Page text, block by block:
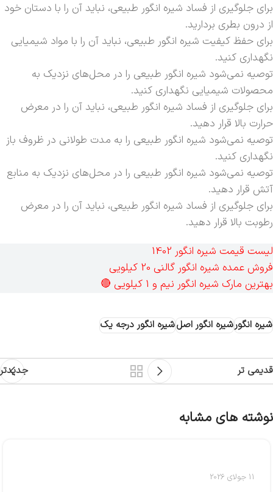
برای جلوگیری از فساد شیره انگور طبیعی، نباید آن را با دستان خود
از درون بطری بردارید.
برای حفظ کیفیت شیره انگور طبیعی، نباید آن را با مواد شیمیایی
نگهداری کنید.
توصیه نمی‌شود شیره انگور طبیعی را در محل‌های نزدیک به
محصولات شیمیایی نگهداری کنید.
برای جلوگیری از فساد شیره انگور طبیعی، نباید آن را در معرض
حرارت بالا قرار دهید.
توصیه نمی‌شود شیره انگور طبیعی را به مدت طولانی در ظروف باز
نگهداری کنید.
توصیه نمی‌شود شیره انگور طبیعی را در محل‌های نزدیک به منابع
آتش قرار دهید.
برای جلوگیری از فساد شیره انگور طبیعی، نباید آن را در معرض
رطوبت بالا قرار دهید.
لیست قیمت شیره انگور 1402
فروش عمده شیره انگور گالنی 20 کیلویی
بهترین مارک شیره انگور نیم و 1 کیلویی 🔴
شیره انگورشیره انگور اصلشیره انگور درجه یک
جدیدتر قدیمی تر
نوشته های مشابه
11 جولای 2026